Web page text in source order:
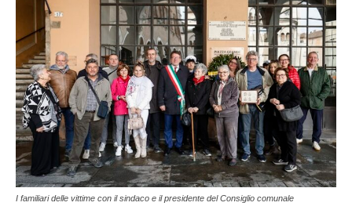
I familiari delle vittime con il sindaco e il presidente del Consiglio comunale